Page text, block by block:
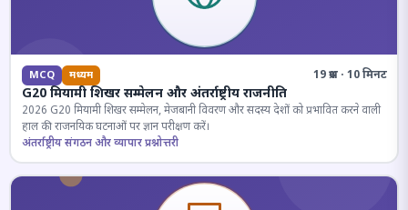
MCQ मध्यम 19 प्रश्न · 10 मिनट
G20 मियामी शिखर सम्मेलन और अंतर्राष्ट्रीय राजनीति
2026 G20 मियामी शिखर सम्मेलन, मेजबानी विवरण और सदस्य देशों को प्रभावित करने वाली
हाल की राजनयिक घटनाओं पर ज्ञान परीक्षण करें।
अंतर्राष्ट्रीय संगठन और व्यापार प्रश्नोत्तरी